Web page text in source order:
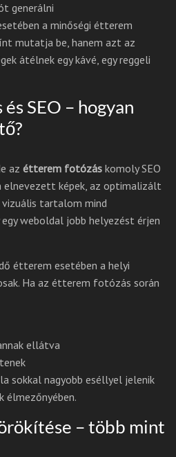
generálni
a minőségi étterem
mutatja be, hanem azt az
átélnek egy kávé, egy reggeli
SEO – hogyan
az étterem fotózás komoly SEO
elnevezett képek, az optimalizált
tartalom mind
weboldal jobb helyezést érjen
étterem esetében a helyi
Ha az étterem fotózás során
ellátva
sokkal nagyobb eséllyel jelenik
élmezőnyében.
– több mint